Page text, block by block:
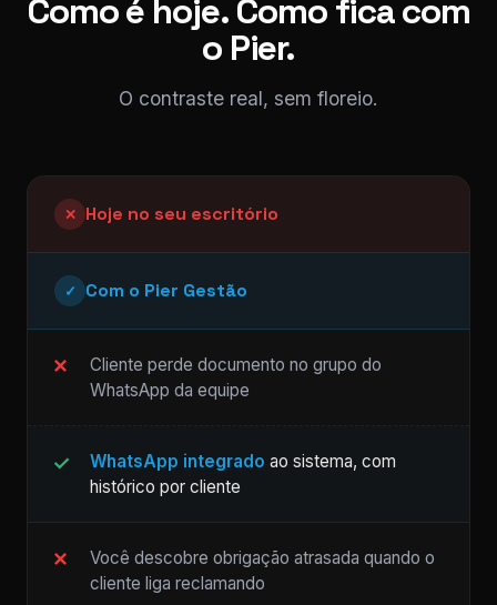
Como é hoje. Como fica com
o Pier.
O contraste real, sem floreio.
✕ Hoje no seu escritório
✓ Com o Pier Gestão
Cliente perde documento no grupo do
WhatsApp da equipe
WhatsApp integrado ao sistema, com
histórico por cliente
Você descobre obrigação atrasada quando o
cliente liga reclamando